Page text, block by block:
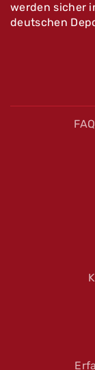
werden sicher
deutschen